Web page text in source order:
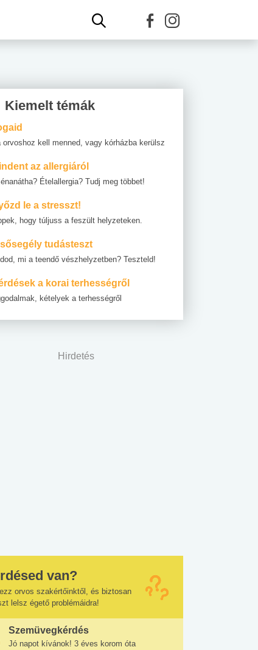
Kiemelt témák
orvoshoz kell menned, vagy kórházba kerülsz
az allergiáról
Ételallergia? Tudj meg többet!
le a stresszt!
hogy túljuss a feszült helyzeteken.
tudásteszt
mi a teendő vészhelyzetben? Teszteld!
a korai terhességről
kételyek a terhességről
Hirdetés
van?
orvos szakértőinktől, és biztosan
lelsz égető problémáidra!
Szemüvegkérdés
Jó napot kívánok! 3 éves korom óta